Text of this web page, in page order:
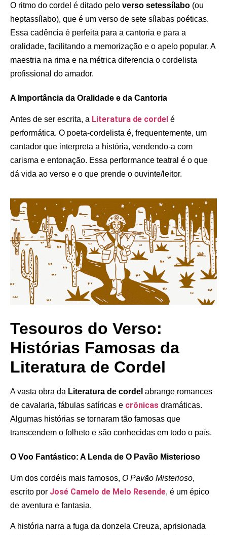
O ritmo do cordel é ditado pelo verso setessílabo (ou
heptassílabo), que é um verso de sete sílabas poéticas.
Essa cadência é perfeita para a cantoria e para a
oralidade, facilitando a memorização e o apelo popular. A
maestria na rima e na métrica diferencia o cordelista
profissional do amador.
A Importância da Oralidade e da Cantoria
Antes de ser escrita, a Literatura de cordel é
performática. O poeta-cordelista é, frequentemente, um
cantador que interpreta a história, vendendo-a com
carisma e entonação. Essa performance teatral é o que
dá vida ao verso e o que prende o ouvinte/leitor.
Tesouros do Verso:
Histórias Famosas da
Literatura de Cordel
A vasta obra da Literatura de cordel abrange romances
de cavalaria, fábulas satíricas e crônicas dramáticas.
Algumas histórias se tornaram tão famosas que
transcendem o folheto e são conhecidas em todo o país.
O Voo Fantástico: A Lenda de O Pavão Misterioso
Um dos cordéis mais famosos, O Pavão Misterioso,
escrito por José Camelo de Melo Resende, é um épico
de aventura e fantasia.
A história narra a fuga da donzela Creuza, aprisionada